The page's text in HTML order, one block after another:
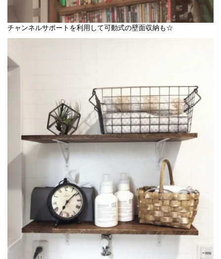
チャンネルサポートを利用して可動式の壁面収納も☆